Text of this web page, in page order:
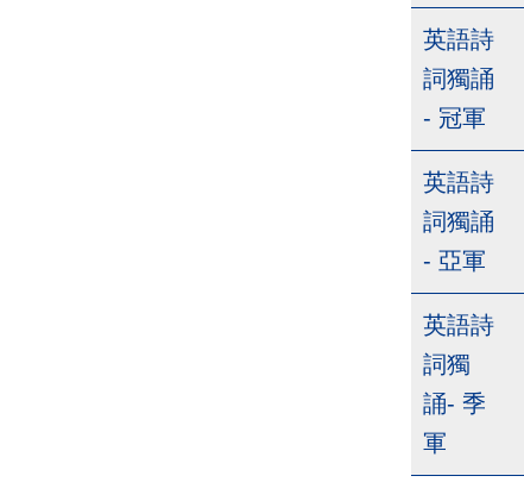
英語詩
詞獨誦
- 冠軍
英語詩
詞獨誦
- 亞軍
英語詩
詞獨
誦- 季
軍